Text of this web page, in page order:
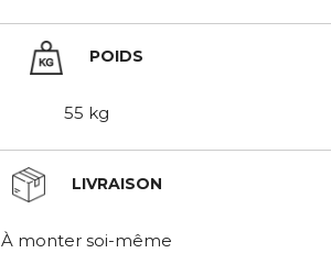
POIDS
55 kg
LIVRAISON
À monter soi-même